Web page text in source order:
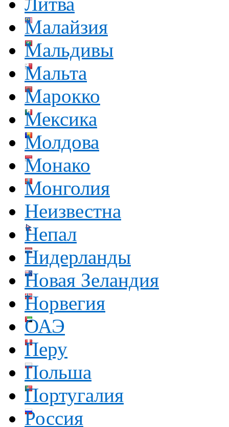
Малайзия
Мальдивы
Мальта
Марокко
Мексика
Молдова
Монако
Монголия
Неизвестна
Непал
Нидерланды
Новая Зеландия
Норвегия
ОАЭ
Перу
Польша
Португалия
Россия